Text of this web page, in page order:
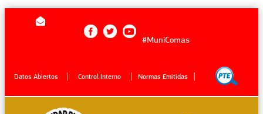
#MuniComas
Datos Abiertos Control Interno Normas Emitidas